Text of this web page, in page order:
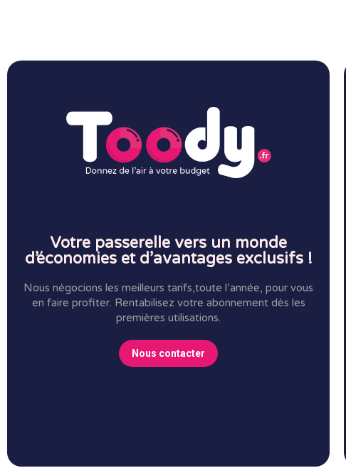
Votre passerelle vers un monde
d’économies et d’avantages exclusifs !
Nous négocions les meilleurs tarifs,toute l’année, pour vous
en faire profiter. Rentabilisez votre abonnement dès les
premières utilisations.
Nous contacter